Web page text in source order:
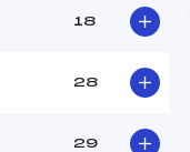
18
28
29